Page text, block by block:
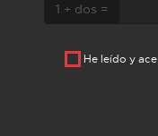
1 + dos =
He leído y